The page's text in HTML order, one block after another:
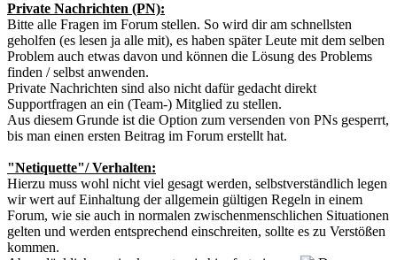
Private Nachrichten (PN):
Bitte alle Fragen im Forum stellen. So wird dir am schnellsten
geholfen (es lesen ja alle mit), es haben später Leute mit dem selben
Problem auch etwas davon und können die Lösung des Problems
finden / selbst anwenden.
Private Nachrichten sind also nicht dafür gedacht direkt
Supportfragen an ein (Team-) Mitglied zu stellen.
Aus diesem Grunde ist die Option zum versenden von PNs gesperrt,
bis man einen ersten Beitrag im Forum erstellt hat.
"Netiquette"/ Verhalten:
Hierzu muss wohl nicht viel gesagt werden, selbstverständlich legen
wir wert auf Einhaltung der allgemein gültigen Regeln in einem
Forum, wie sie auch in normalen zwischenmenschlichen Situationen
gelten und werden entsprechend einschreiten, sollte es zu Verstößen
kommen.